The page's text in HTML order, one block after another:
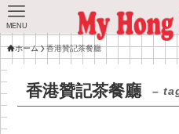
MENU
ホーム 香港贊記茶餐廳
香港贊記茶餐廳 –